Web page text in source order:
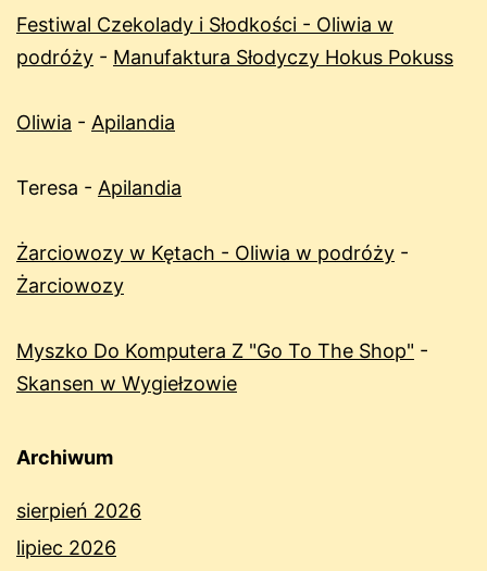
Festiwal Czekolady i Słodkości - Oliwia w
podróży - Manufaktura Słodyczy Hokus Pokuss
Oliwia - Apilandia
Teresa - Apilandia
Żarciowozy w Kętach - Oliwia w podróży -
Żarciowozy
Myszko Do Komputera Z "Go To The Shop" -
Skansen w Wygiełzowie
Archiwum
sierpień 2026
lipiec 2026